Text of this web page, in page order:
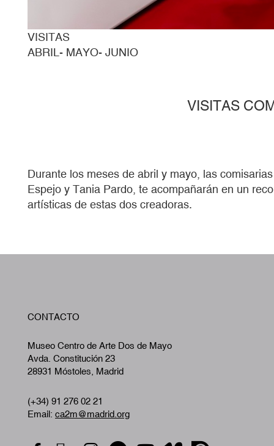
VISITAS
ABRIL- MAYO- JUNIO
VISITAS
Durante los meses de abril y mayo, las
Espejo y Tania Pardo, te acompañarán en un
artísticas de estas dos creadoras.
CONTACTO
Museo Centro de Arte Dos de Mayo
Avda. Constitución 23
28931 Móstoles, Madrid
(+34) 91 276 02 21
Email: ca2m@madrid.org